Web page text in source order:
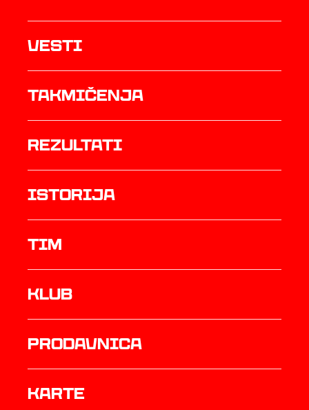
Vesti
Takmičenja
rezultati
istorija
TIM
Klub
prodavnica
Karte